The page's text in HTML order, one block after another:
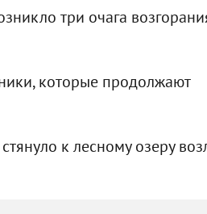
три очага
которые продолжают
к лесному озеру